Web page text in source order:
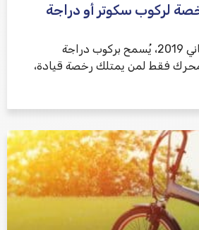
لركوب سكوتر أو دراجة
اعتبارًا من 1 كانون ثاني 2019، يُسمح بركوب دراجة
فقط لمن يمتلك رخصة قيادة،